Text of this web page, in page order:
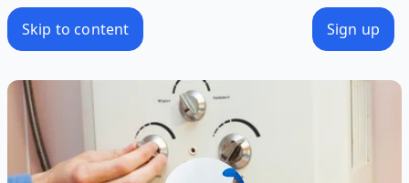
Skip to content Sign up